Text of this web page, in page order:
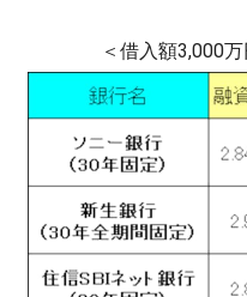
＜借入額3,000